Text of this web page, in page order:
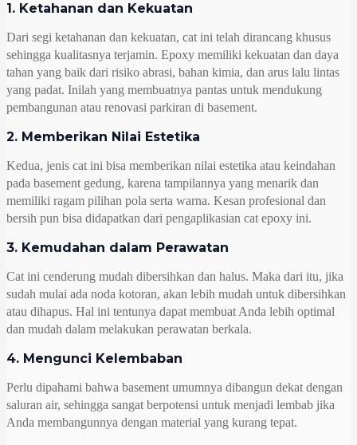
1. Ketahanan dan Kekuatan
Dari segi ketahanan dan kekuatan, cat ini telah dirancang khusus
sehingga kualitasnya terjamin. Epoxy memiliki kekuatan dan daya
tahan yang baik dari risiko abrasi, bahan kimia, dan arus lalu lintas
yang padat. Inilah yang membuatnya pantas untuk mendukung
pembangunan atau renovasi parkiran di basement.
2. Memberikan Nilai Estetika
Kedua, jenis cat ini bisa memberikan nilai estetika atau keindahan
pada basement gedung, karena tampilannya yang menarik dan
memiliki ragam pilihan pola serta warna. Kesan profesional dan
bersih pun bisa didapatkan dari pengaplikasian cat epoxy ini.
3. Kemudahan dalam Perawatan
Cat ini cenderung mudah dibersihkan dan halus. Maka dari itu, jika
sudah mulai ada noda kotoran, akan lebih mudah untuk dibersihkan
atau dihapus. Hal ini tentunya dapat membuat Anda lebih optimal
dan mudah dalam melakukan perawatan berkala.
4. Mengunci Kelembaban
Perlu dipahami bahwa basement umumnya dibangun dekat dengan
saluran air, sehingga sangat berpotensi untuk menjadi lembab jika
Anda membangunnya dengan material yang kurang tepat.